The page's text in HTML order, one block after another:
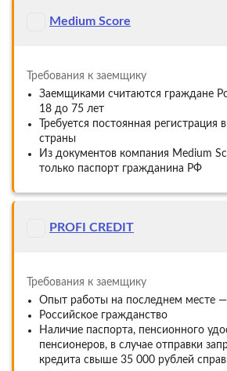
Medium Score
Требования к заемщику
Заемщиками считаются граждане
18 до 75 лет
Требуется постоянная
страны
Из документов компания Medium
только паспорт гражданина РФ
PROFI CREDIT
Требования к заемщику
Опыт работы на последнем месте
Российское гражданство
Наличие паспорта, пенсионного
пенсионеров, в случае отправки
кредита свыше 35 000 рублей